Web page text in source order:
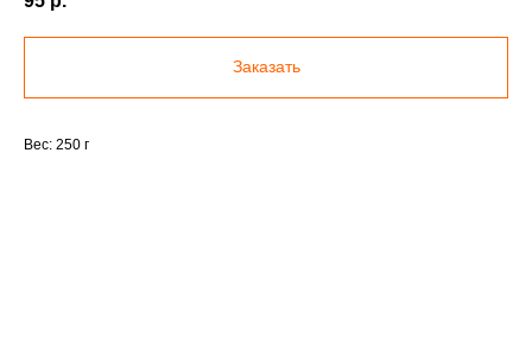
Заказать
Вес: 250 г